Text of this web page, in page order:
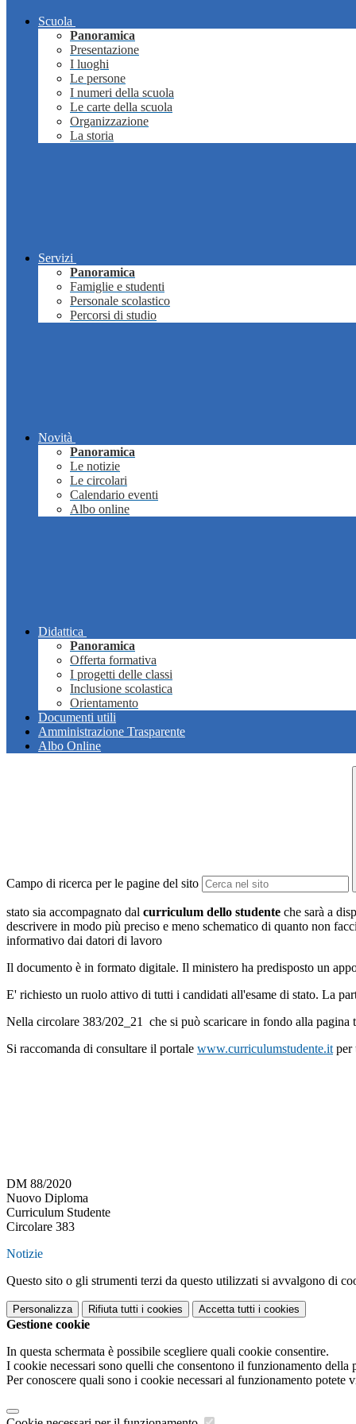
Scuola
Panoramica
Presentazione
I luoghi
Le persone
I numeri della scuola
Le carte della scuola
Organizzazione
La storia
Servizi
Panoramica
Famiglie e studenti
Personale scolastico
Percorsi di studio
Novità
Panoramica
Le notizie
Le circolari
Calendario eventi
Albo online
Didattica
Panoramica
Offerta formativa
I progetti delle classi
Inclusione scolastica
Orientamento
Documenti utili
Amministrazione Trasparente
Albo Online
Campo di ricerca per le pagine del sito
stato sia accompagnato dal curriculum dello studente che sarà a
descrivere in modo più preciso e meno schematico di quanto non
informativo dai datori di lavoro
Il documento è in formato digitale. Il ministero ha predisposto un
E' richiesto un ruolo attivo di tutti i candidati all'esame di stato. La
Nella circolare 383/202_21 che si può scaricare in fondo alla pagina
Si raccomanda di consultare il portale www.curriculumstudente.it per
DM 88/2020
Nuovo Diploma
Curriculum Studente
Circolare 383
Notizie
Questo sito o gli strumenti terzi da questo utilizzati si avvalgono di
Personalizza Rifiuta tutti i cookies Accetta tutti i cookies
Gestione cookie
In questa schermata è possibile scegliere quali cookie consentire.
I cookie necessari sono quelli che consentono il funzionamento
Per conoscere quali sono i cookie necessari al funzionamento potete